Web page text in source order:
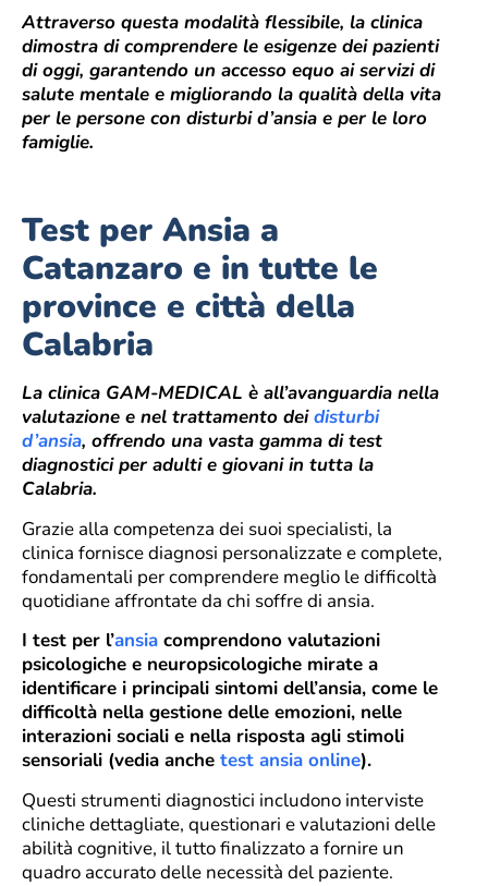
Attraverso questa modalità flessibile, la clinica
dimostra di comprendere le esigenze dei pazienti
di oggi, garantendo un accesso equo ai servizi di
salute mentale e migliorando la qualità della vita
per le persone con disturbi d’ansia e per le loro
famiglie.
Test per Ansia a
Catanzaro e in tutte le
province e città della
Calabria
La clinica GAM-MEDICAL è all’avanguardia nella
valutazione e nel trattamento deidisturbi
d’ansia, offrendo una vasta gamma di test
diagnostici per adulti e giovani in tutta la
Calabria.
Grazie alla competenza dei suoi specialisti, la
clinica fornisce diagnosi personalizzate e complete,
fondamentali per comprendere meglio le difficoltà
quotidiane affrontate da chi soffre di ansia.
I test per l’ansia comprendono valutazioni
psicologiche e neuropsicologiche mirate a
identificare i principali sintomi dell’ansia, come le
difficoltà nella gestione delle emozioni, nelle
interazioni sociali e nella risposta agli stimoli
sensoriali (vedia anche test ansia online).
Questi strumenti diagnostici includono interviste
cliniche dettagliate, questionari e valutazioni delle
abilità cognitive, il tutto finalizzato a fornire un
quadro accurato delle necessità del paziente.